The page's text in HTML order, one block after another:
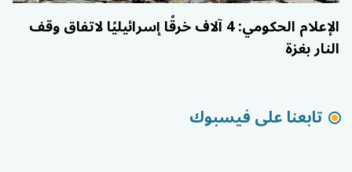
الإعلام الحكومي: 4 آلاف خرقًا إسرائيليًا لاتفاق وقف
النار بغزة
تابعنا على فيسبوك